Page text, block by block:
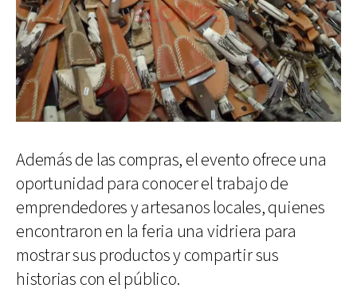
Además de las compras, el evento ofrece una
oportunidad para conocer el trabajo de
emprendedores y artesanos locales, quienes
encontraron en la feria una vidriera para
mostrar sus productos y compartir sus
historias con el público.